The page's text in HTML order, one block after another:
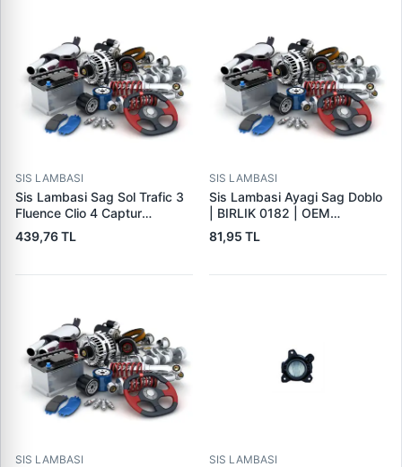
SIS LAMBASI
Sis Lambasi Sag Sol Trafic 3
Fluence Clio 4 Captur
Megane 4 Talisman Latitude
Symbol Dacia Sandero 3 |
261500097R
439,76 TL
SIS LAMBASI
Sis Lambasi Ayagi Sag Doblo
| BIRLIK 0182 | OEM
40370744
81,95 TL
SIS LAMBASI SIS LAMBASI